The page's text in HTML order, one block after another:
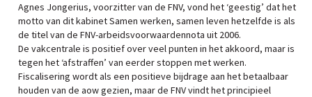
Agnes Jongerius, voorzitter van de FNV, vond het ‘geestig’ dat het
motto van dit kabinet Samen werken, samen leven hetzelfde is als
de titel van de FNV-arbeidsvoorwaardennota uit 2006.
De vakcentrale is positief over veel punten in het akkoord, maar is
tegen het ‘afstraffen’ van eerder stoppen met werken.
Fiscalisering wordt als een positieve bijdrage aan het betaalbaar
houden van de aow gezien, maar de FNV vindt het principieel